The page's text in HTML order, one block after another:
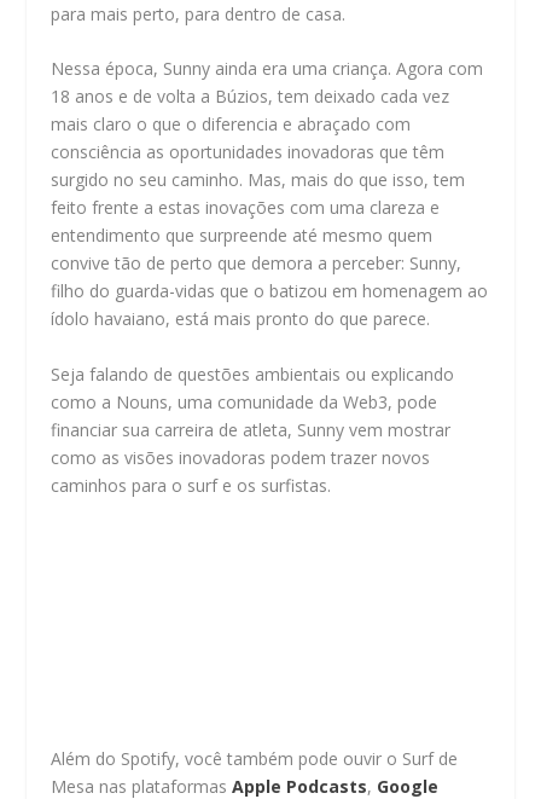
para mais perto, para dentro de casa.
Nessa época, Sunny ainda era uma criança. Agora com
18 anos e de volta a Búzios, tem deixado cada vez
mais claro o que o diferencia e abraçado com
consciência as oportunidades inovadoras que têm
surgido no seu caminho. Mas, mais do que isso, tem
feito frente a estas inovações com uma clareza e
entendimento que surpreende até mesmo quem
convive tão de perto que demora a perceber: Sunny,
filho do guarda-vidas que o batizou em homenagem ao
ídolo havaiano, está mais pronto do que parece.
Seja falando de questões ambientais ou explicando
como a Nouns, uma comunidade da Web3, pode
financiar sua carreira de atleta, Sunny vem mostrar
como as visões inovadoras podem trazer novos
caminhos para o surf e os surfistas.
Além do Spotify, você também pode ouvir o Surf de
Mesa nas plataformasApple Podcasts, Google